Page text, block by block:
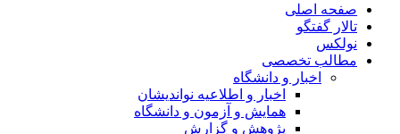
صفحه اصلی
تالار گفتگو
نولکس
مطالب تخصصی
اخبار و دانشگاه
اخبار و اطلاعیه نواندیشان
همایش و آزمون و دانشگاه
پژوهش و گزارش